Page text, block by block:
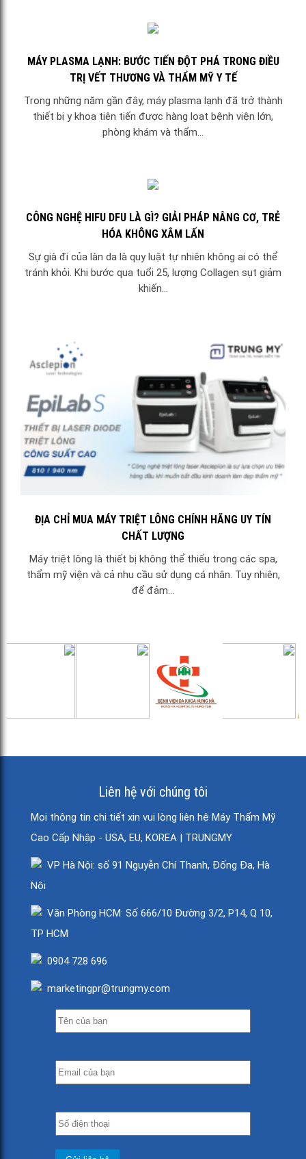
MÁY PLASMA LẠNH: BƯỚC TIẾN ĐỘT PHÁ TRONG ĐIỀU
TRỊ VẾT THƯƠNG VÀ THẨM MỸ Y TẾ
Trong những năm gần đây, máy plasma lạnh đã trở thành
thiết bị y khoa tiên tiến được hàng loạt bệnh viện lớn,
phòng khám và thẩm...
CÔNG NGHỆ HIFU DFU LÀ GÌ? GIẢI PHÁP NÂNG CƠ, TRẺ
HÓA KHÔNG XÂM LẤN
Sự già đi của làn da là quy luật tự nhiên không ai có thể
tránh khỏi. Khi bước qua tuổi 25, lượng Collagen sụt giảm
khiến...
ĐỊA CHỈ MUA MÁY TRIỆT LÔNG CHÍNH HÃNG UY TÍN
CHẤT LƯỢNG
Máy triệt lông là thiết bị không thể thiếu trong các spa,
thẩm mỹ viện và cả nhu cầu sử dụng cá nhân. Tuy nhiên,
để đảm...
Liên hệ với chúng tôi
Mọi thông tin chi tiết xin vui lòng liên hệ Máy Thẩm Mỹ
Cao Cấp Nhập - USA, EU, KOREA | TRUNGMY
VP Hà Nội: số 91 Nguyễn Chí Thanh, Đống Đa, Hà
Nội
Văn Phòng HCM: Số 666/10 Đường 3/2, P14, Q 10,
TP HCM
0904 728 696
marketingpr@trungmy.com